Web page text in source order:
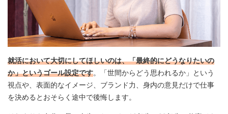
就活において大切にしてほしいのは、「最終的にどうなりたいの
か」というゴール設定です。「世間からどう思われるか」という
視点や、表面的なイメージ、ブランド力、身内の意見だけで仕事
を決めるとおそらく途中で後悔します。